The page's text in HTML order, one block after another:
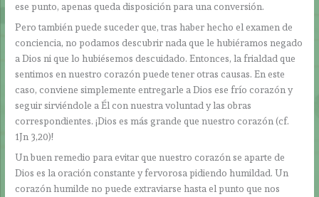
ese punto, apenas queda disposición para una conversión.
Pero también puede suceder que, tras haber hecho el examen de
conciencia, no podamos descubrir nada que le hubiéramos negado
a Dios ni que lo hubiésemos descuidado. Entonces, la frialdad que
sentimos en nuestro corazón puede tener otras causas. En este
caso, conviene simplemente entregarle a Dios ese frío corazón y
seguir sirviéndole a Él con nuestra voluntad y las obras
correspondientes. ¡Dios es más grande que nuestro corazón (cf.
1Jn 3,20)!
Un buen remedio para evitar que nuestro corazón se aparte de
Dios es la oración constante y fervorosa pidiendo humildad. Un
corazón humilde no puede extraviarse hasta el punto que nos